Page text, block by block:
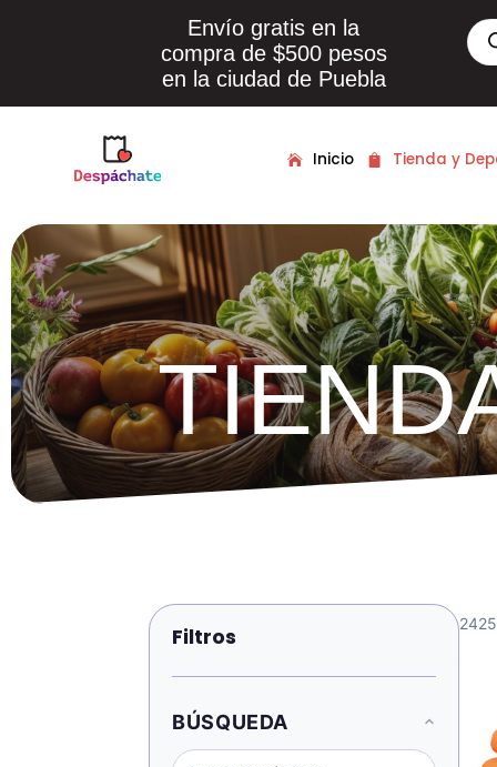
Envío gratis en la
compra de $500 pesos
en la ciudad de Puebla
de
Inicio Tienda y
Filtros
BÚSQUEDA